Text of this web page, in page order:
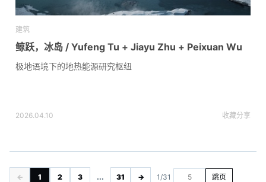
建筑
鲸跃，冰岛 / Yufeng Tu + Jiayu Zhu + Peixuan Wu
极地语境下的地热能源研究枢纽
2026.04.10 收藏分享
← 1 2 3 ... 31 → 1/31 跳页